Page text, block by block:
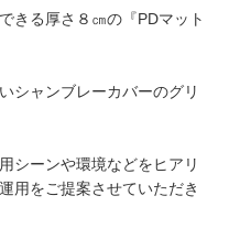
きる厚さ８㎝の『PDマット
シャンブレーカバーのグリ
シーンや環境などをヒアリ
用をご提案させていただき